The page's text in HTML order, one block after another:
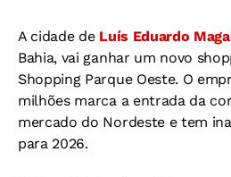
A cidade de Luís Eduardo
Bahia, vai ganhar um novo
Shopping Parque Oeste. O
milhões marca a entrada da
mercado do Nordeste e tem
para 2026.